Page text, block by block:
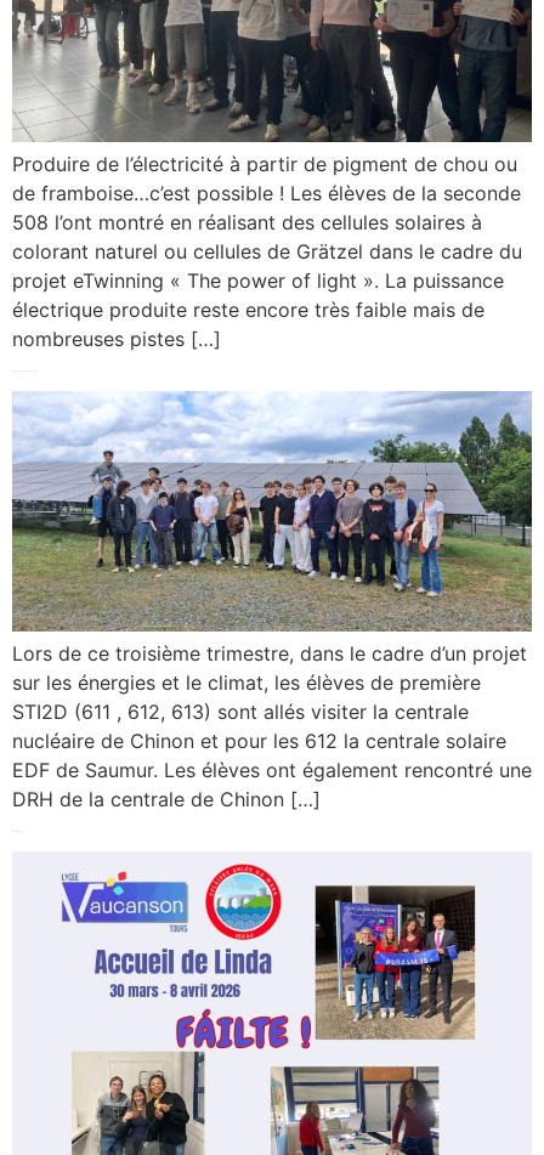
Produire de l’électricité à partir de pigment de chou ou
de framboise…c’est possible ! Les élèves de la seconde
508 l’ont montré en réalisant des cellules solaires à
colorant naturel ou cellules de Grätzel dans le cadre du
projet eTwinning « The power of light ». La puissance
électrique produite reste encore très faible mais de
nombreuses pistes […]
Lors de ce troisième trimestre, dans le cadre d’un projet
sur les énergies et le climat, les élèves de première
STI2D (611 , 612, 613) sont allés visiter la centrale
nucléaire de Chinon et pour les 612 la centrale solaire
EDF de Saumur. Les élèves ont également rencontré une
DRH de la centrale de Chinon […]